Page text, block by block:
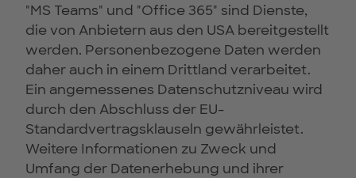
"MS Teams" und "Office 365" sind Dienste,
die von Anbietern aus den USA bereitgestellt
werden. Personenbezogene Daten werden
daher auch in einem Drittland verarbeitet.
Ein angemessenes Datenschutzniveau wird
durch den Abschluss der EU-
Standardvertragsklauseln gewährleistet.
Weitere Informationen zu Zweck und
Umfang der Datenerhebung und ihrer